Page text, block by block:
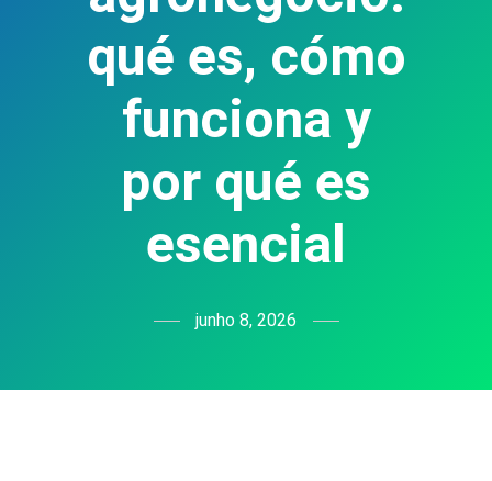
qué es, cómo
funciona y
por qué es
esencial
junho 8, 2026